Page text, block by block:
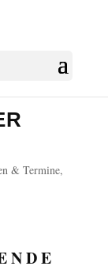
& Termine,
N D E